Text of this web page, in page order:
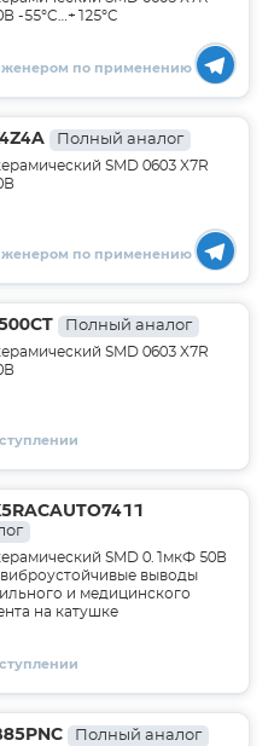
-55°C…+125°C
по применению
Полный аналог
SMD 0603 X7R
по применению
Полный аналог
SMD 0603 X7R
SMD 0.1мкФ 50В
виброустойчивые выводы
и медицинского
на катушке
Полный аналог